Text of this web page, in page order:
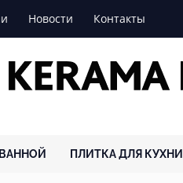
Новости Контакты
ПЛИТКА ДЛЯ КУХНИ